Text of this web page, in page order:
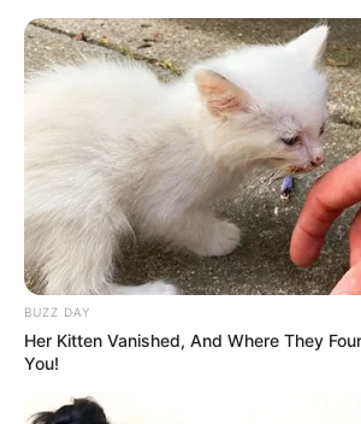
SERIES
BUZZ DAY
Her Kitten Vanished, And Where They
You!